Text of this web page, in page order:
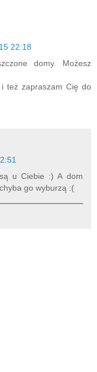
22:18
domy. Możesz
też zapraszam Cię do
u Ciebie :) A dom
go wyburzą :(